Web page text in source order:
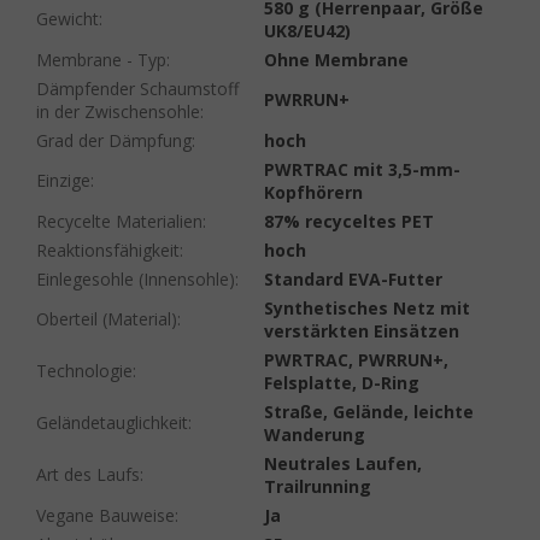
Gewicht:
580 g (Herrenpaar, Größe
UK8/EU42)
Membrane - Typ:
Ohne Membrane
Dämpfender Schaumstoff
in der Zwischensohle:
PWRRUN+
Grad der Dämpfung:
hoch
Einzige:
PWRTRAC mit 3,5-mm-
Kopfhörern
Recycelte Materialien:
87% recyceltes PET
Reaktionsfähigkeit:
hoch
Einlegesohle (Innensohle):
Standard EVA-Futter
Oberteil (Material):
Synthetisches Netz mit
verstärkten Einsätzen
Technologie:
PWRTRAC, PWRRUN+,
Felsplatte, D-Ring
Geländetauglichkeit:
Straße, Gelände, leichte
Wanderung
Art des Laufs:
Neutrales Laufen,
Trailrunning
Vegane Bauweise:
Ja